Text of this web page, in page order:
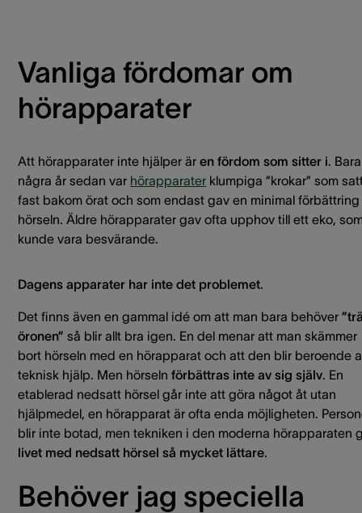
Vanliga fördomar om
hörapparater
Att hörapparater inte hjälper är en fördom som sitter i.
några år sedan var hörapparater klumpiga ”krokar” som
fast bakom örat och som endast gav en minimal förbättring
hörseln. Äldre hörapparater gav ofta upphov till ett eko,
kunde vara besvärande.
Dagens apparater har inte det problemet.
Det finns även en gammal idé om att man bara behöver
öronen” så blir allt bra igen. En del menar att man skämmer
bort hörseln med en hörapparat och att den blir beroende
teknisk hjälp. Men hörseln förbättras inte av sig själv. En
etablerad nedsatt hörsel går inte att göra något åt utan
hjälpmedel, en hörapparat är ofta enda möjligheten.
blir inte botad, men tekniken i den moderna hörapparaten
livet med nedsatt hörsel så mycket lättare.
Behöver jag speciella